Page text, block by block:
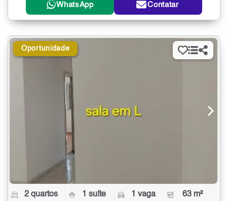
WhatsApp Contatar
Oportunidade
2 quartos 1 suíte 1 vaga 63 m²